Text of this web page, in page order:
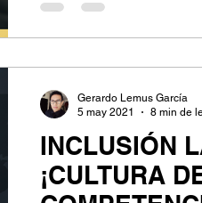
INCLUSIÓN
¡CULTURA
Gerardo Lemus García
5 may 2021
8 min de